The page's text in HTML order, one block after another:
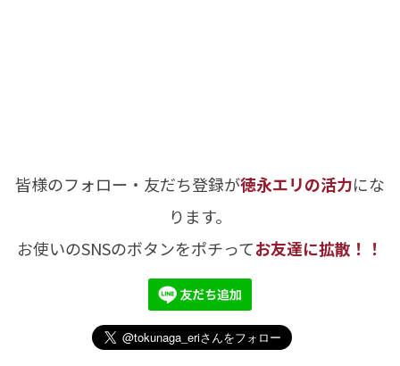
皆様のフォロー・友だち登録が徳永エリの活力にな
ります。
お使いのSNSのボタンをポチってお友達に拡散！！